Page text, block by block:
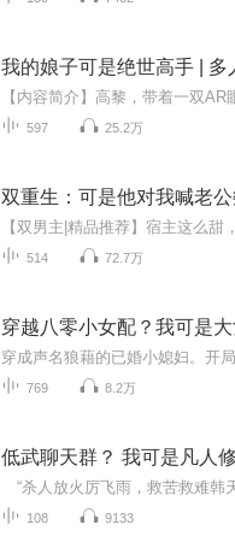
我的娘子可是绝世高手 | 多
597 25.2万
514 72.7万
769 8.2万
108 9133